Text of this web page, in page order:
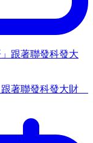
跟著聯發科發大財